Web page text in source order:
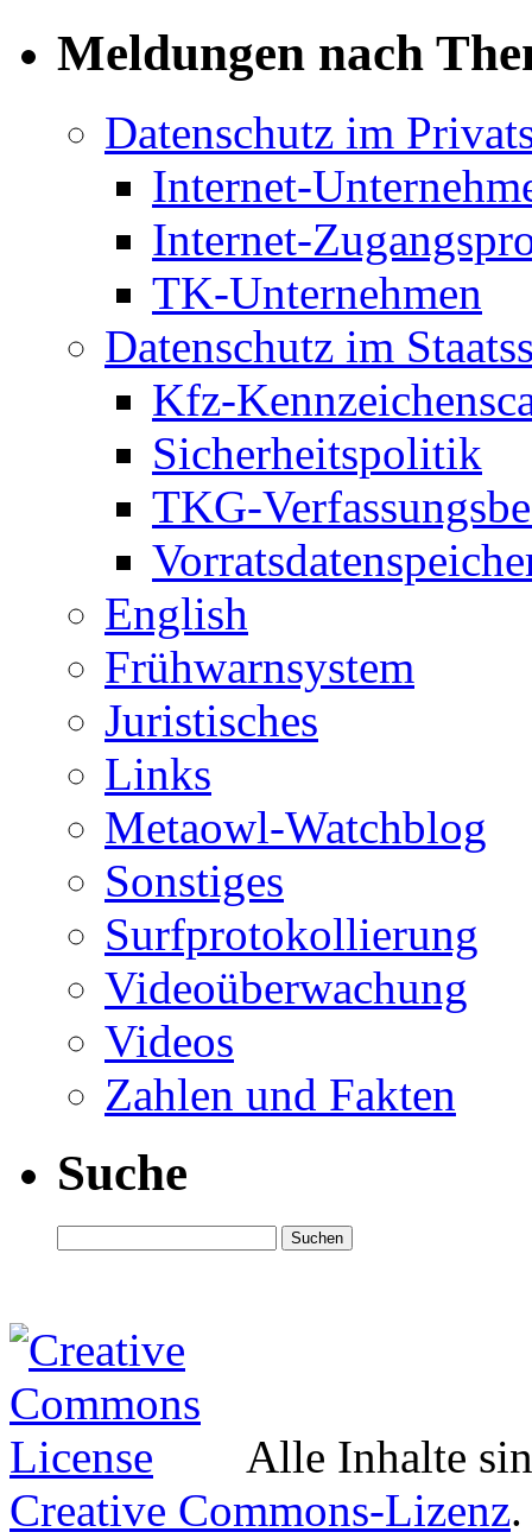
Meldungen nach
Datenschutz im
Internet-
Internet-
TK-Unternehmen
Datenschutz im
Kfz-
Sicherheitspolitik
TKG-
English
Frühwarnsystem
Juristisches
Links
Metaowl-Watchblog
Sonstiges
Surfprotokollierung
Videoüberwachung
Videos
Zahlen und Fakten
Suche
Alle Inhalte
Creative Commons-Lizenz.